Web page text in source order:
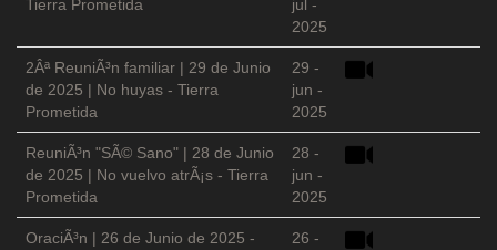
Tierra Prometida
jul -
2025
2Âª ReuniÃ³n familiar | 29 de Junio
de 2025 | No huyas - Tierra
Prometida
29 -
jun -
2025
ReuniÃ³n "SÃ© Sano" | 28 de Junio
de 2025 | No vuelvo atrÃ¡s - Tierra
Prometida
28 -
jun -
2025
OraciÃ³n | 26 de Junio de 2025 -
26 -